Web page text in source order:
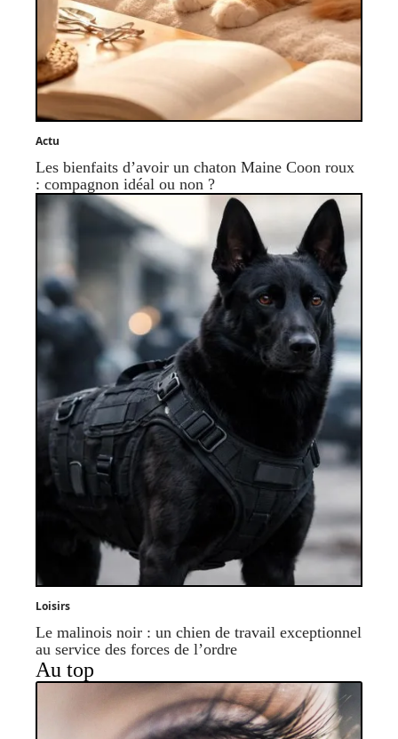
Actu
Les bienfaits d’avoir un chaton Maine Coon roux
: compagnon idéal ou non ?
Loisirs
Le malinois noir : un chien de travail exceptionnel
au service des forces de l’ordre
Au top